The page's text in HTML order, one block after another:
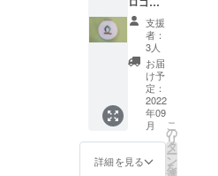
たら収
穫でき
るか
も）
（有効
期限：
８月18
日ま
で） ＊
場所：
福岡県
糸島市
セレク
トで！
何が届
くかは
お楽し
みに！
お礼の
お手紙
を添え
て。
5〜7種
類のお
繍ブ
ロー
チ】
私、刺
繍作家
きゆう
が一つ
ひとつ
一心を
込めて
丁寧に
縫い上
支援
者：
3人
お届
け予
定：
2022
年09
月
詳細を見る
こ
の
リ
タ
ー
ン
を